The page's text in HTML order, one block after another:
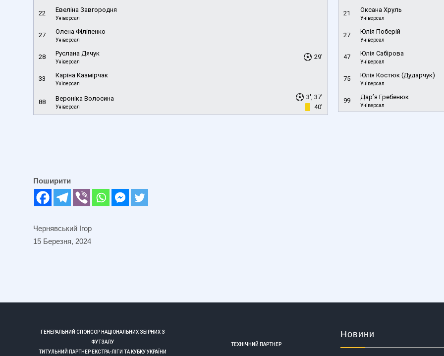
22 Евеліна Завгородня
Універсал
27 Олена Філіпенко
Універсал
28 Руслана Дячук
Універсал
29'
33 Каріна Казмірчак
Універсал
88 Вероніка Волосина
Універсал
3', 37'
40'
21 Оксана Хруль
Універсал
27 Юлія Поберій
Універсал
47 Юлія Сабірова
Універсал
75 Юлія Костюк (Дударчук)
Універсал
99 Дар’я Гребенюк
Універсал
Поширити
Чернявський Ігор
15 Березня, 2024
ГЕНЕРАЛЬНИЙ СПОНСОР НАЦІОНАЛЬНИХ ЗБІРНИХ З
ФУТЗАЛУ
ТИТУЛЬНИЙ ПАРТНЕР ЕКСТРА-ЛІГИ ТА КУБКУ УКРАЇНИ
ТЕХНІЧНИЙ ПАРТНЕР
Новини